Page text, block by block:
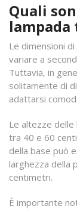
Quali
lampada
Le dimensioni
variare a
Tuttavia, in
solitamente di
adattarsi
Le altezze
tra 40 e 60
della base può
larghezza della
centimetri.
È importante